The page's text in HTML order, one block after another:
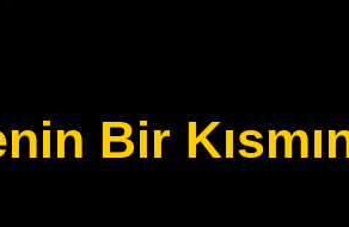
Bir